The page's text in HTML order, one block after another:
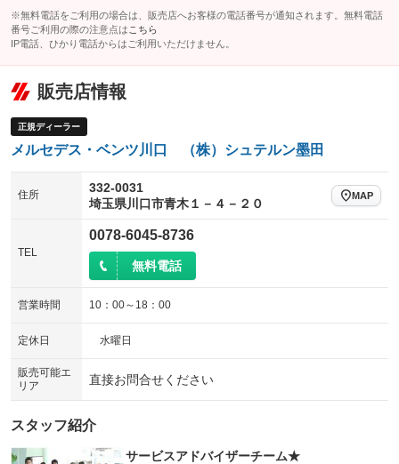
※無料電話をご利用の場合は、販売店へお客様の電話番号が通知されます。無料電話
番号ご利用の際の注意点は こちら
IP電話、ひかり電話からはご利用いただけません。
販売店情報
正規ディーラー
メルセデス・ベンツ川口 （株）シュテルン墨田
住所
332-0031
埼玉県川口市青木１－４－２０
MAP
TEL
0078-6045-8736
無料電話
営業時間 10：00～18：00
定休日 水曜日
販売可能エ
リア
直接お問合せください
スタッフ紹介
サービスアドバイザーチーム★